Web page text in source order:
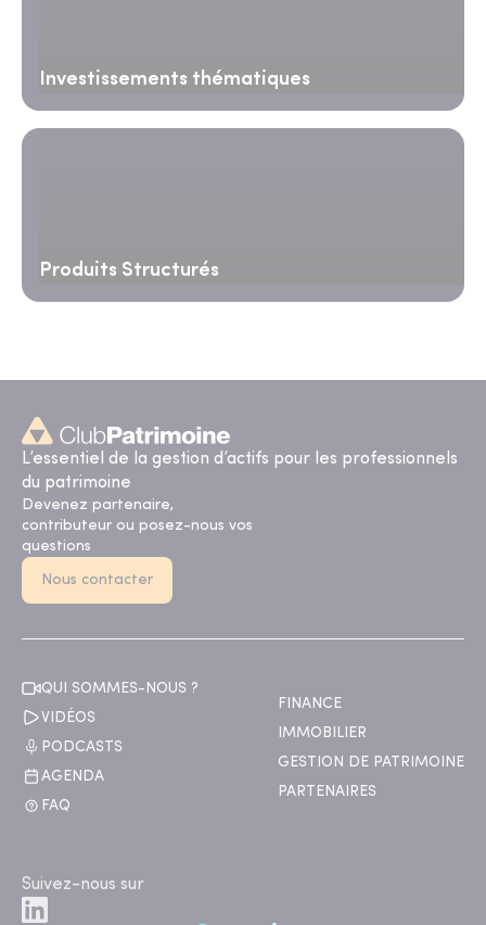
Investissements thématiques
Produits Structurés
L’essentiel de la gestion d’actifs pour les professionnels
du patrimoine
Devenez partenaire,
contributeur ou posez-nous vos
questions
Nous contacter
QUI SOMMES-NOUS ?
VIDÉOS
PODCASTS
AGENDA
FAQ
FINANCE
IMMOBILIER
GESTION DE PATRIMOINE
PARTENAIRES
Suivez-nous sur